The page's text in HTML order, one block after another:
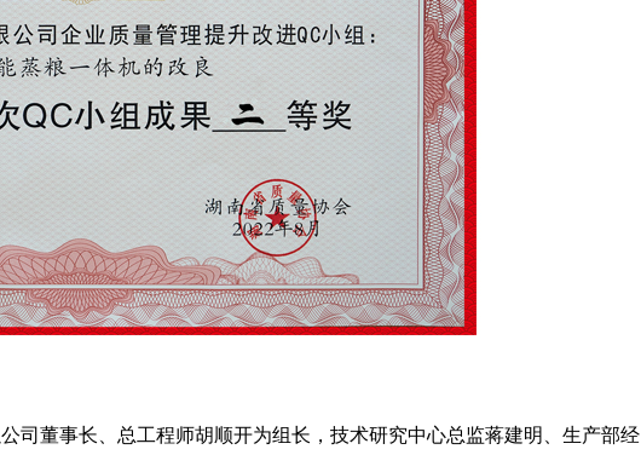
司董事长、总工程师胡顺开为组长，技术研究中心总监蒋建明、生产部经